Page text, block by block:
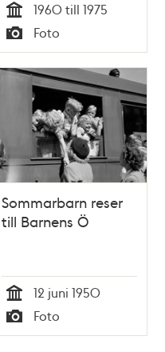
Tid
1960 till 1975
Typ
Foto
Sommarbarn reser
till Barnens Ö
Tid
12 juni 1950
Typ
Foto